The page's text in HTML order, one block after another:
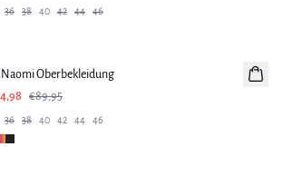
36 38 40 42 44 46
Oberbekleidung
€89,95
36 38 40 42 44 46